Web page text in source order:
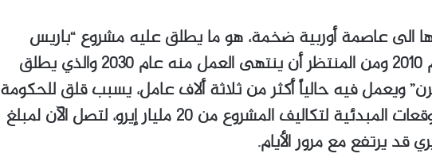
الى عاصمة أوربية ضخمة، هو ما يطلق عليه مشروع “باريس
الكبرى”، الذي بدء تنفيذه عام 2010 ومن المنتظر أن ينتهى العمل منه عام 2030 والذي يطلق
ويعمل فيه حالياً أكثر من ثلاثة ألاف عامل، يسبب قلق للحكومة
الفرنسية بعد أن انفجرت التوقعات المبدئية لتكاليف المشروع من 20 مليار إيرو، لتصل الآن لمبلغ